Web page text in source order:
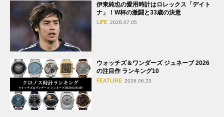
伊東純也の愛用時計はロレックス「デイト
ナ」！W杯の激闘と33歳の決意
LIFE 2026.07.05
ウォッチズ＆ワンダーズ ジュネーブ 2026
の注目作 ランキング10
FEATURE 2026.06.23